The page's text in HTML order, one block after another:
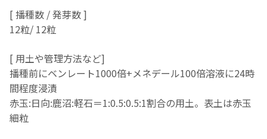
[ 播種数 / 発芽数 ]
12粒/ 12粒
[ 用土や管理方法など]
播種前にベンレート1000倍+メネデール100倍溶液に24時
間程度浸漬
赤玉:日向:鹿沼:軽石＝1:0.5:0.5:1割合の用土。表土は赤玉
細粒